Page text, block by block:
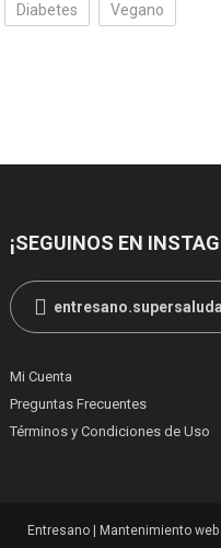
Diabetes Vegano
¡SEGUINOS EN
Mi Cuenta
Preguntas Frecuentes
Términos y Condiciones de Uso
Entresano Mantenimiento